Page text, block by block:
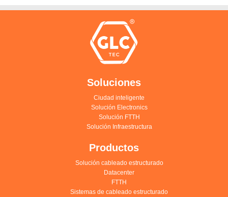
Soluciones
Ciudad inteligente
Solución Electronics
Solución FTTH
Solución Infraestructura
Productos
Solución cableado estructurado
Datacenter
FTTH
Sistemas de cableado estructurado